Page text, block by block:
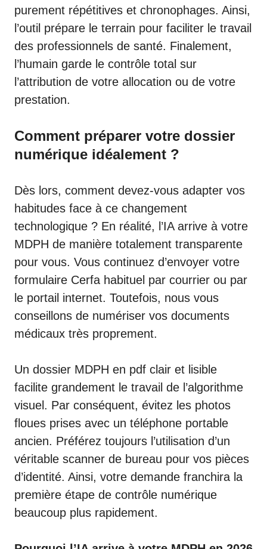
purement répétitives et chronophages. Ainsi,
l’outil prépare le terrain pour faciliter le travail
des professionnels de santé. Finalement,
l’humain garde le contrôle total sur
l’attribution de votre allocation ou de votre
prestation.
Comment préparer votre dossier
numérique idéalement ?
Dès lors, comment devez-vous adapter vos
habitudes face à ce changement
technologique ? En réalité, l’IA arrive à votre
MDPH de manière totalement transparente
pour vous. Vous continuez d’envoyer votre
formulaire Cerfa habituel par courrier ou par
le portail internet. Toutefois, nous vous
conseillons de numériser vos documents
médicaux très proprement.
Un dossier MDPH en pdf clair et lisible
facilite grandement le travail de l’algorithme
visuel. Par conséquent, évitez les photos
floues prises avec un téléphone portable
ancien. Préférez toujours l’utilisation d’un
véritable scanner de bureau pour vos pièces
d’identité. Ainsi, votre demande franchira la
première étape de contrôle numérique
beaucoup plus rapidement.